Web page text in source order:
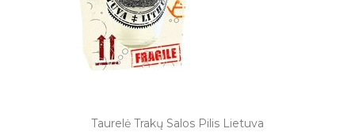
Taurelė Trakų Salos Pilis Lietuva